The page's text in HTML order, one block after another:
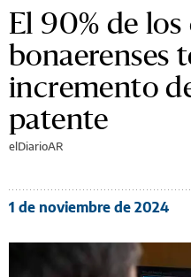
El 90% de
bonaerenses
incremento
patente
elDiarioAR
1 de noviembre de 2024